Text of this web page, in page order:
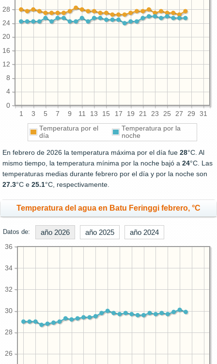
1 3 5 7 9 11 13 15 17 19 21 23 25 27 29 31
0
4
8
12
16
20
24
28
Temperatura por el
día
Temperatura por la
noche
En febrero de 2026 la temperatura máxima por el día fue 28°C. Al
mismo tiempo, la temperatura mínima por la noche bajó a 24°C. Las
temperaturas medias durante febrero por el día y por la noche son
27.3°C e 25.1°C, respectivamente.
Temperatura del agua en Batu Feringgi febrero, °C
Datos de: año 2026 año 2025 año 2024
26
28
30
32
34
36